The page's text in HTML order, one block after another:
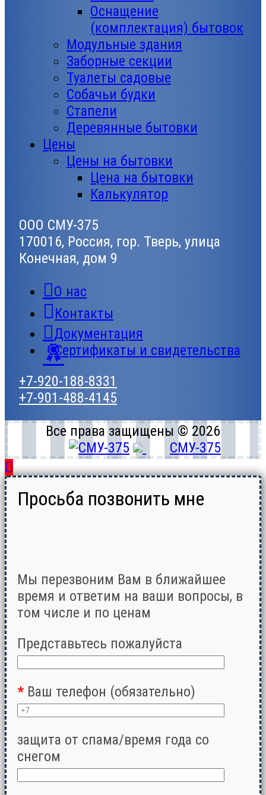
Оснащение
(комплектация) бытовок
Модульные здания
Заборные секции
Туалеты садовые
Собачьи будки
Стапели
Деревянные бытовки
Цены
Цены на бытовки
Цена на бытовки
Калькулятор
ООО СМУ-375
170016, Россия, гор. Тверь, улица
Конечная, дом 9
О нас
Контакты
Документация
Сертификаты и свидетельства
+7-920-188-8331
+7-901-488-4145
Все права защищены © 2026
СМУ-375
Просьба позвонить мне
Мы перезвоним Вам в ближайшее
время и ответим на ваши вопросы, в
том числе и по ценам
Представьтесь пожалуйста
* Ваш телефон (обязательно)
защита от спама/время года со
снегом